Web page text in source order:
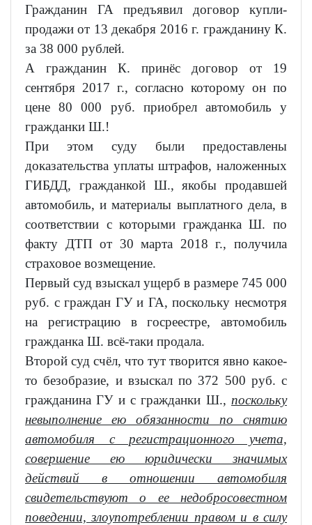
Гражданин ГА предъявил договор купли-
продажи от 13 декабря 2016 г. гражданину К.
за 38 000 рублей.
А гражданин К. принёс договор от 19
сентября 2017 г., согласно которому он по
цене 80 000 руб. приобрел автомобиль у
гражданки Ш.!
При этом суду были предоставлены
доказательства уплаты штрафов, наложенных
ГИБДД, гражданкой Ш., якобы продавшей
автомобиль, и материалы выплатного дела, в
соответствии с которыми гражданка Ш. по
факту ДТП от 30 марта 2018 г., получила
страховое возмещение.
Первый суд взыскал ущерб в размере 745 000
руб. с граждан ГУ и ГА, поскольку несмотря
на регистрацию в госреестре, автомобиль
гражданка Ш. всё-таки продала.
Второй суд счёл, что тут творится явно какое-
то безобразие, и взыскал по 372 500 руб. с
гражданина ГУ и с гражданки Ш., поскольку
невыполнение ею обязанности по снятию
автомобиля с регистрационного учета,
совершение ею юридически значимых
действий в отношении автомобиля
свидетельствуют о ее недобросовестном
поведении, злоупотреблении правом и в силу